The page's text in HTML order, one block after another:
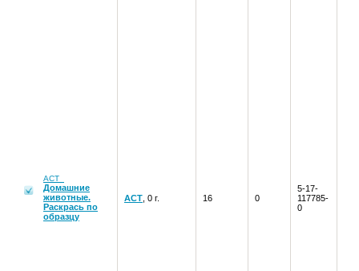
АСТ
Домашние
животные.
Раскрась по
образцу
АСТ , 0 г. 16 0
5-17-
117785-
0